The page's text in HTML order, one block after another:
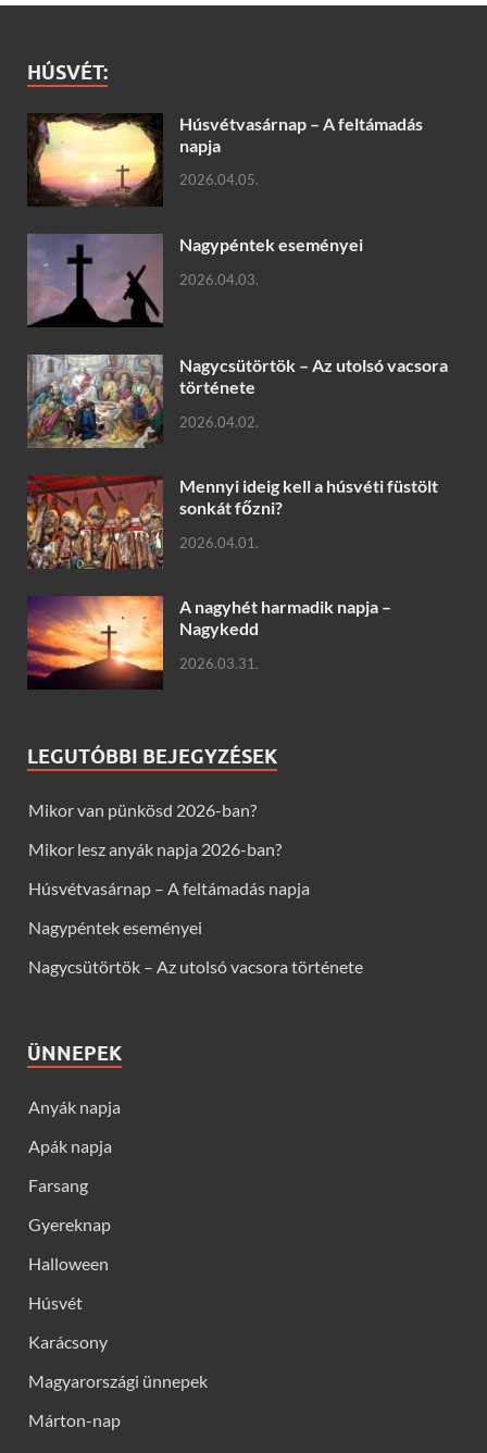
HÚSVÉT:
Húsvétvasárnap – A feltámadás
napja
2026.04.05.
Nagypéntek eseményei
2026.04.03.
Nagycsütörtök – Az utolsó vacsora
története
2026.04.02.
Mennyi ideig kell a húsvéti füstölt
sonkát főzni?
2026.04.01.
A nagyhét harmadik napja –
Nagykedd
2026.03.31.
LEGUTÓBBI BEJEGYZÉSEK
Mikor van pünkösd 2026-ban?
Mikor lesz anyák napja 2026-ban?
Húsvétvasárnap – A feltámadás napja
Nagypéntek eseményei
Nagycsütörtök – Az utolsó vacsora története
ÜNNEPEK
Anyák napja
Apák napja
Farsang
Gyereknap
Halloween
Húsvét
Karácsony
Magyarországi ünnepek
Márton-nap